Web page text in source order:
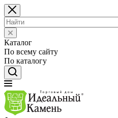
Каталог
По всему сайту
По каталогу